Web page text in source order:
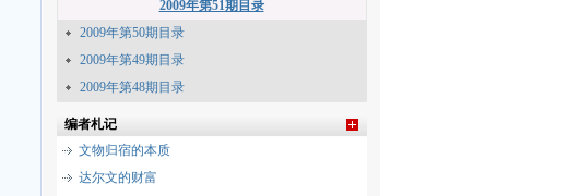
2009年第51期目录
2009年第50期目录
2009年第49期目录
2009年第48期目录
编者札记
文物归宿的本质
达尔文的财富